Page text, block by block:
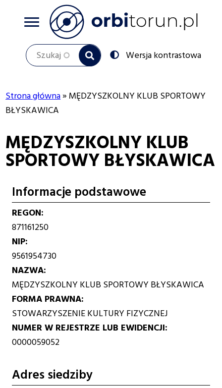
Szukaj
Przełącz
na:
Wersja kontrastowa
Ścieżka
nawigacyjna
Strona główna MĘDZYSZKOLNY KLUB SPORTOWY
BŁYSKAWICA
MĘDZYSZKOLNY KLUB
SPORTOWY BŁYSKAWICA
Informacje podstawowe
REGON
871161250
NIP
9561954730
NAZWA
MĘDZYSZKOLNY KLUB SPORTOWY BŁYSKAWICA
FORMA PRAWNA
STOWARZYSZENIE KULTURY FIZYCZNEJ
NUMER W REJESTRZE LUB EWIDENCJI
0000059052
Adres siedziby